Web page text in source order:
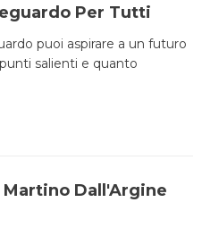
Per Tutti
puoi aspirare a un futuro
salienti e quanto
Martino Dall'Argine